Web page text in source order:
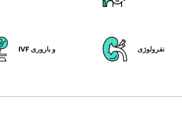
IVF و باروری نفرولوژی